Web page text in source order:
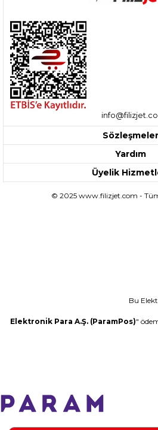
Sözleşmeler
Yardım
Üyelik
© 2025 www.filizjet.com - Tüm
Bu Elektronik
Elektronik Para A.Ş. (ParamPos)"